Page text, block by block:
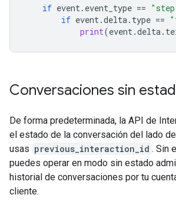
if event. event_type ==
if event.delta. type ==
print(event.delta.
Conversaciones sin
De forma predeterminada, la API de
el estado de la conversación del lado
usas previous_interaction_id . Sin
puedes operar en modo sin estado
historial de conversaciones por tu
cliente.